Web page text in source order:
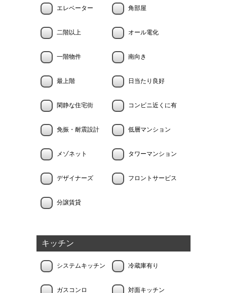
エレベーター 角部屋
二階以上 オール電化
一階物件 南向き
最上階 日当たり良好
閑静な住宅街 コンビニ近くに有
免振・耐震設計 低層マンション
メゾネット タワーマンション
デザイナーズ フロントサービス
分譲賃貸
キッチン
システムキッチン 冷蔵庫有り
ガスコンロ 対面キッチン